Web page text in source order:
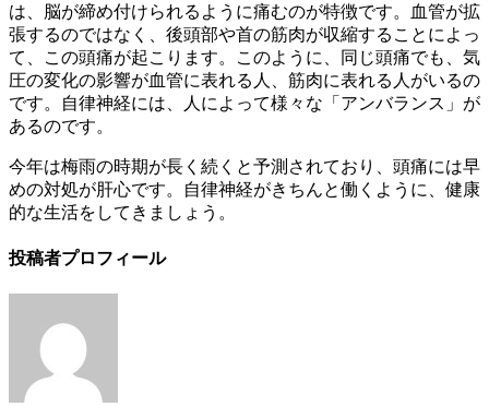
は、脳が締め付けられるように痛むのが特徴です。血管が拡
張するのではなく、後頭部や首の筋肉が収縮することによっ
て、この頭痛が起こります。このように、同じ頭痛でも、気
圧の変化の影響が血管に表れる人、筋肉に表れる人がいるの
です。自律神経には、人によって様々な「アンバランス」が
あるのです。
今年は梅雨の時期が長く続くと予測されており、頭痛には早
めの対処が肝心です。自律神経がきちんと働くように、健康
的な生活をしてきましょう。
投稿者プロフィール